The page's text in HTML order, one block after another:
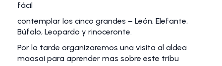
fácil
contemplar los cinco grandes – León, Elefante,
Búfalo, Leopardo y rinoceronte.
Por la tarde organizaremos una visita al aldea
maasai para aprender mas sobre este tribu